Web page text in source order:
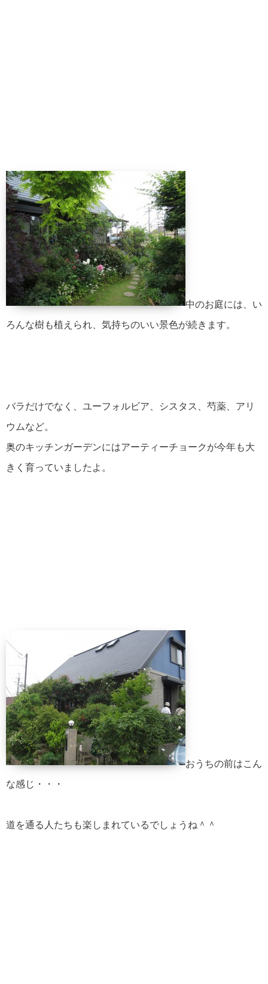
中のお庭には、い
ろんな樹も植えられ、気持ちのいい景色が続きます。
バラだけでなく、ユーフォルビア、シスタス、芍薬、アリ
ウムなど。
奥のキッチンガーデンにはアーティーチョークが今年も大
きく育っていましたよ。
おうちの前はこん
な感じ・・・
道を通る人たちも楽しまれているでしょうね＾＾